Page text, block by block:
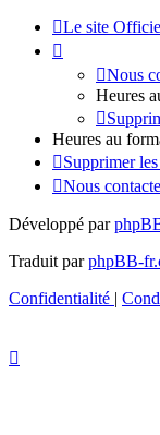
Le site
Nous
Heures
Heures au
Supprimer
Nous
Développé par
Traduit parphpBB-
Confidentialité |